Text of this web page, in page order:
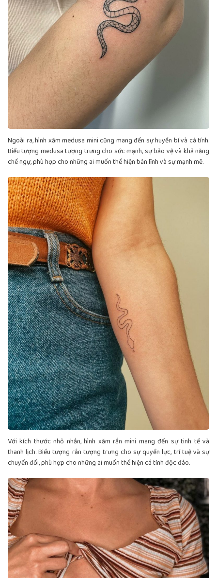
Ngoài ra, hình xăm medusa mini cũng mang đến sự huyền bí và cá tính.
Biểu tượng medusa tượng trưng cho sức mạnh, sự bảo vệ và khả năng
chế ngự, phù hợp cho những ai muốn thể hiện bản lĩnh và sự mạnh mẽ.
Với kích thước nhỏ nhắn, hình xăm rắn mini mang đến sự tinh tế và
thanh lịch. Biểu tượng rắn tượng trưng cho sự quyền lực, trí tuệ và sự
chuyển đổi, phù hợp cho những ai muốn thể hiện cá tính độc đáo.